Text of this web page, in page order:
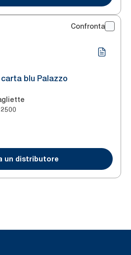
Confronta
blu Palazzo
2500
un distributore